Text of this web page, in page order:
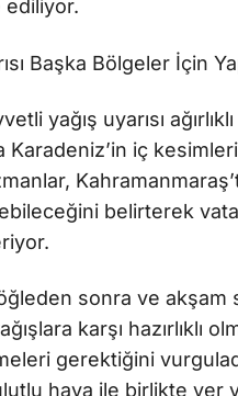
ediliyor.
Başka Bölgeler İçin
yağış uyarısı
Karadeniz’in iç
belirterek
sonra ve akşam
karşı hazırlıklı
gerektiğini
hava ile birlikte yer